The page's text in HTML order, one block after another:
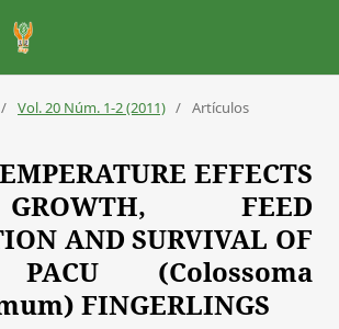
/ Vol. 20 Núm. 1-2 (2011) / Artículos
EFFECTS
FEED
AND SURVIVAL OF
(Colossoma
FINGERLINGS